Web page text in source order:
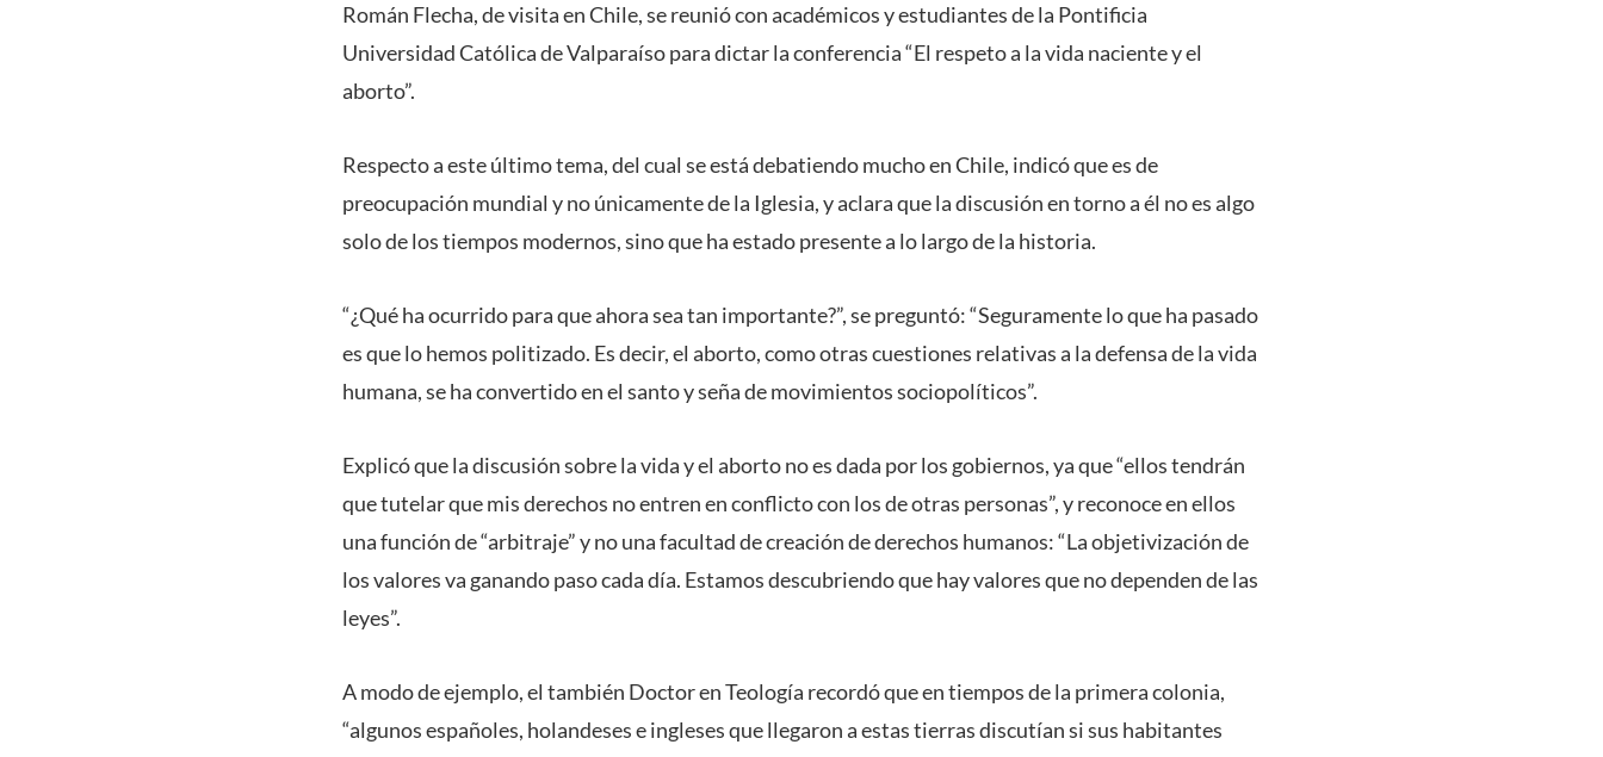
Román Flecha, de visita en Chile, se reunió con académicos y estudiantes de la Pontificia
Universidad Católica de Valparaíso para dictar la conferencia “El respeto a la vida naciente y el
aborto”.
Respecto a este último tema, del cual se está debatiendo mucho en Chile, indicó que es de
preocupación mundial y no únicamente de la Iglesia, y aclara que la discusión en torno a él no es algo
solo de los tiempos modernos, sino que ha estado presente a lo largo de la historia.
“¿Qué ha ocurrido para que ahora sea tan importante?”, se preguntó: “Seguramente lo que ha pasado
es que lo hemos politizado. Es decir, el aborto, como otras cuestiones relativas a la defensa de la vida
humana, se ha convertido en el santo y seña de movimientos sociopolíticos”.
Explicó que la discusión sobre la vida y el aborto no es dada por los gobiernos, ya que “ellos tendrán
que tutelar que mis derechos no entren en conflicto con los de otras personas”, y reconoce en ellos
una función de “arbitraje” y no una facultad de creación de derechos humanos: “La objetivización de
los valores va ganando paso cada día. Estamos descubriendo que hay valores que no dependen de las
leyes”.
A modo de ejemplo, el también Doctor en Teología recordó que en tiempos de la primera colonia,
“algunos españoles, holandeses e ingleses que llegaron a estas tierras discutían si sus habitantes